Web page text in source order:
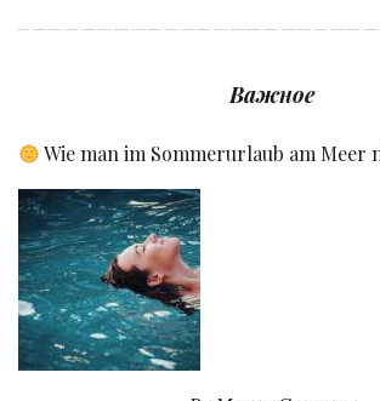
Важное
Wie man im Sommerurlaub am Meer